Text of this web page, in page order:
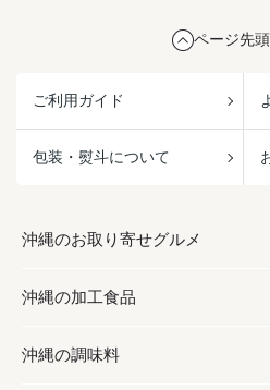
ページ先
ご利用ガイド
包装・熨斗について
沖縄のお取り寄せグルメ
お取り寄せグルメ
フルーツ・野菜
沖縄の加工食品
加工食品
沖縄の調味料